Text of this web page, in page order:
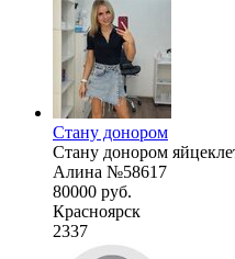
Стану донором
Стану донором
Алина №58617
80000 руб.
Красноярск
2337